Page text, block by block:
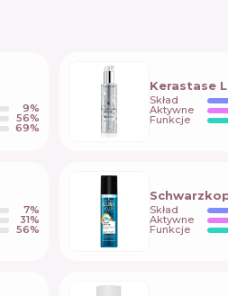
9%
56%
69%
Kerastase
Skład
Aktywne
Funkcje
7%
31%
56%
Skład
Aktywne
Funkcje